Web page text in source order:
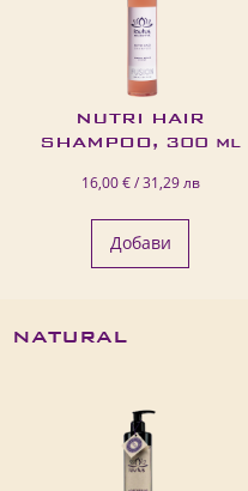
NUTRI HAIR
SHAMPOO, 300 ml
16,00 € / 31,29 лв
Добави
NATURAL